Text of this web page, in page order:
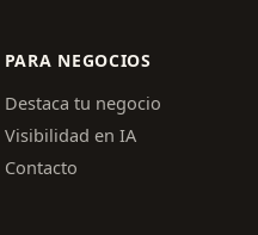
PARA NEGOCIOS
Destaca tu negocio
Visibilidad en IA
Contacto